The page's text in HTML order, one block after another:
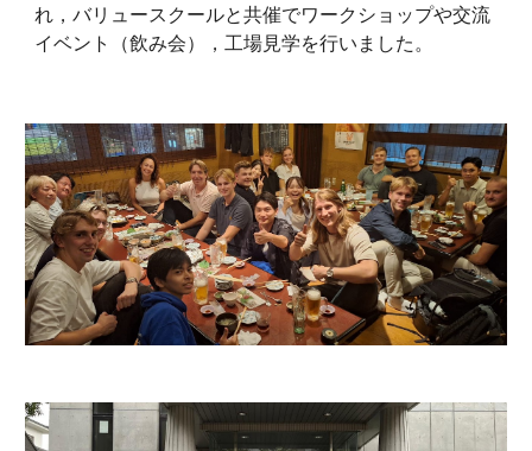
れ，バリュースクールと共催でワークショップや交流
イベント（飲み会），工場見学を行いました。